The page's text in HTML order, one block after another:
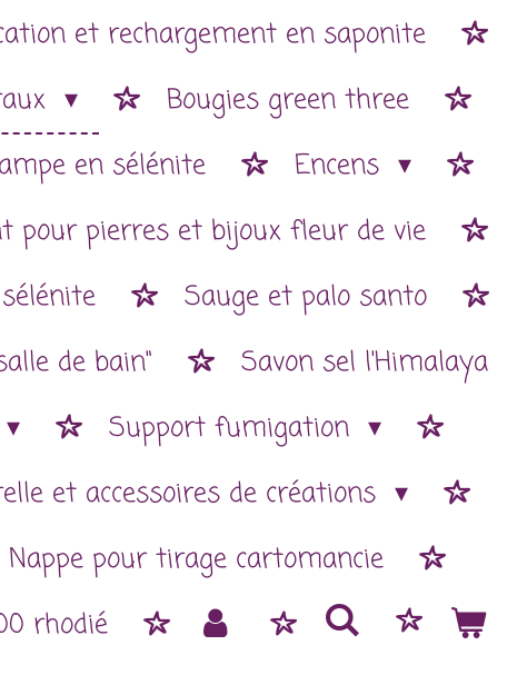
et rechargement en saponite
Bougies green three
en sélénite
Encens
pour pierres et bijoux fleur de vie
Sauge et palo santo
de bain"
Savon sel l'Himalaya
Support fumigation
et accessoires de créations
Nappe pour tirage cartomancie
rhodié